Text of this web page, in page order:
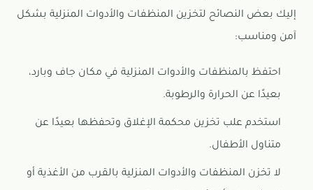
إليك بعض النصائح لتخزين المنظفات والأدوات المنزلية بشكل
آمن ومناسب:
احتفظ بالمنظفات والأدوات المنزلية في مكان جاف وبارد،
بعيدًا عن الحرارة والرطوبة.
استخدم علب تخزين محكمة الإغلاق وتحفظها بعيدًا عن
متناول الأطفال.
لا تخزن المنظفات والأدوات المنزلية بالقرب من الأغذية أو